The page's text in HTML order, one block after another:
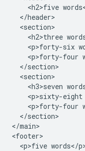
<h2>five
  </header>
  <section>
<h2>three
<p>forty-
<p>forty-
  </section>
  <section>
<h3>seven
<p>sixty-
<p>forty-
  </section>
</main>
<footer>
<p>five